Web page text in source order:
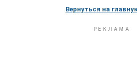
Вернуться на